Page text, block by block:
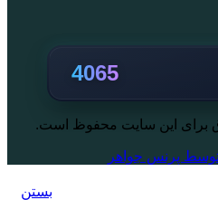
4065
برای این سایت محفوظ است.
پرنس جواهر
بستن